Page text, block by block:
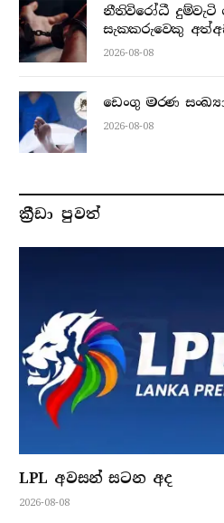
නීතිවිරෝධී
සැකකරුවෙකු
2026-08-08
ඩෙංගු මරණ
2026-08-08
ක්‍රීඩා පුවත්
LPL අවසන් සටන අද
2026-08-08